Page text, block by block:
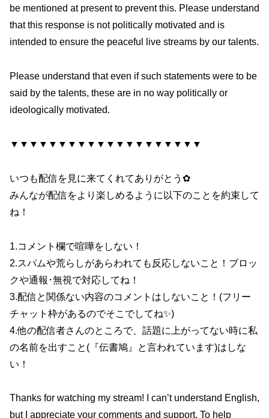
be mentioned at present to prevent this. Please understand
that this response is not politically motivated and is
intended to ensure the peaceful live streams by our talents.
Please understand that even if such statements were to be
said by the talents, these are in no way politically or
ideologically motivated.
▼▼▼▼▼▼▼▼▼▼▼▼▼▼▼▼▼▼▼▼
いつも配信を見に来てくれてありがとう✿
みんなが配信をより楽しめるように以下のことを約束して
ね！
1.コメント欄で喧嘩をしない！
2.スパムや荒らしがあらわれても反応しないこと！ブロッ
クや通報･無視で対応してね！
3.配信と関係ない内容のコメントはしないこと！(フリー
チャット枠があるのでそこでしてね✨)
4.他の配信者さんのところで、話題に上がってない時に私
の名前を出すこと(『伝書鳩』と言われています)はしな
い！
Thanks for watching my stream! I can’t understand English,
but I appreciate your comments and support. To help